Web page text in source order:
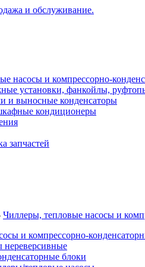
насосы и компрессорно-
установки, фанкойлы,
и выносные конденсаторы
кондиционеры
запчастей
Чиллеры, тепловые насосы и
и компрессорно-
нереверсивные
блоки